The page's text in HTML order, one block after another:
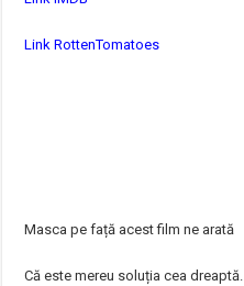
Link RottenTomatoes
Masca pe față acest film ne arată
Că este mereu soluția cea dreaptă.